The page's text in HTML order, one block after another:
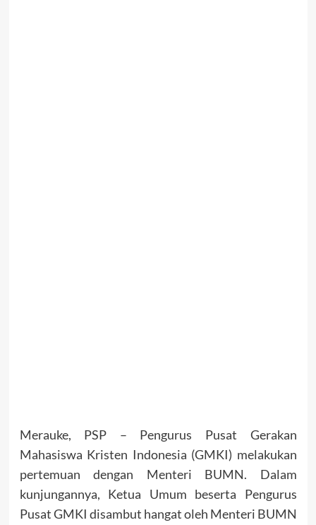
Merauke, PSP – Pengurus Pusat Gerakan
Mahasiswa Kristen Indonesia (GMKI) melakukan
pertemuan dengan Menteri BUMN. Dalam
kunjungannya, Ketua Umum beserta Pengurus
Pusat GMKI disambut hangat oleh Menteri BUMN